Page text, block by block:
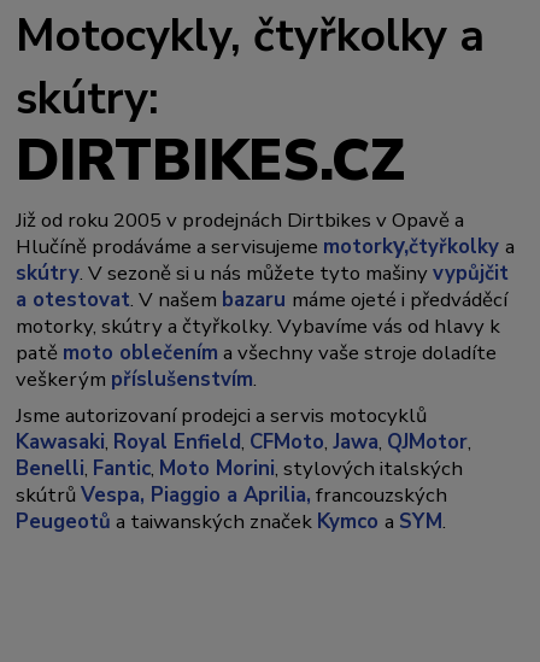
Motocykly, čtyřkolky a
skútry:
DIRTBIKES.CZ
Již od roku 2005 v prodejnách Dirtbikes v Opavě a
Hlučíně prodáváme a servisujeme motorky,čtyřkolkya
skútry. V sezoně si u nás můžete tyto mašinyvypůjčit
a otestovat. V našem bazaru máme ojeté i předváděcí
motorky, skútry a čtyřkolky. Vybavíme vás od hlavy k
patě moto oblečením a všechny vaše stroje doladíte
veškerým příslušenstvím.
Jsme autorizovaní prodejci a servis motocyklů
Kawasaki, Royal Enfield, CFMoto,Jawa, QJMotor,
Benelli, Fantic, Moto Morini, stylových italských
skútrůVespa, Piaggio a Aprilia, francouzských
Peugeotů a taiwanských značek Kymcoa SYM.